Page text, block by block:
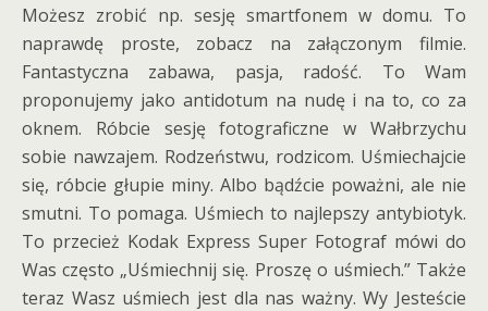
Możesz zrobić np. sesję smartfonem w domu. To
naprawdę proste, zobacz na załączonym filmie.
Fantastyczna zabawa, pasja, radość. To Wam
proponujemy jako antidotum na nudę i na to, co za
oknem. Róbcie sesję fotograficzne w Wałbrzychu
sobie nawzajem. Rodzeństwu, rodzicom. Uśmiechajcie
się, róbcie głupie miny. Albo bądźcie poważni, ale nie
smutni. To pomaga. Uśmiech to najlepszy antybiotyk.
To przecież Kodak Express Super Fotograf mówi do
Was często „Uśmiechnij się. Proszę o uśmiech.” Także
teraz Wasz uśmiech jest dla nas ważny. Wy Jesteście